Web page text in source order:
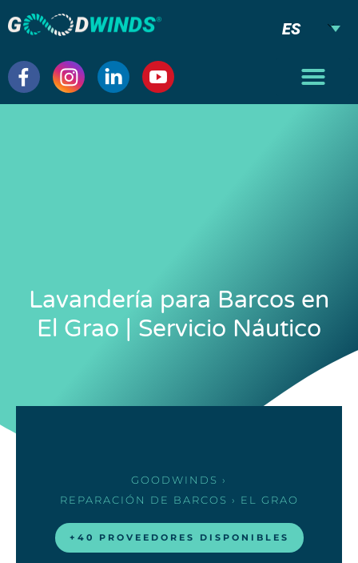
ES
Lavandería para Barcos en
El Grao | Servicio Náutico
GOODWINDS ›
REPARACIÓN DE BARCOS › EL GRAO
+40 PROVEEDORES DISPONIBLES